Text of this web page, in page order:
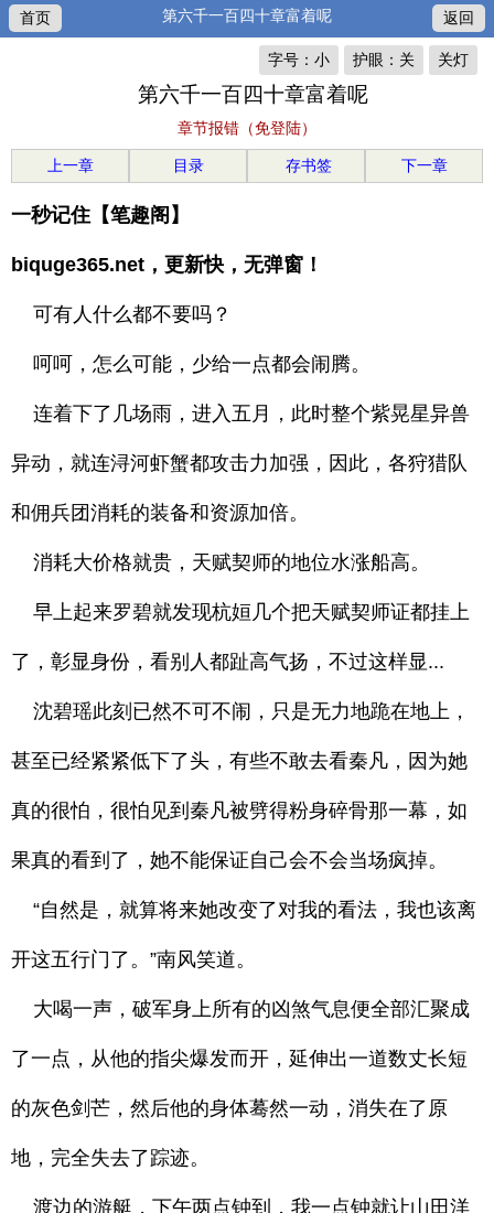
首页 第六千一百四十章富着呢 返回
关灯
护眼：关
字号：小
第六千一百四十章富着呢
章节报错（免登陆）
上一章 目录 存书签 下一章
一秒记住【笔趣阁】
biquge365.net，更新快，无弹窗！
可有人什么都不要吗？
呵呵，怎么可能，少给一点都会闹腾。
连着下了几场雨，进入五月，此时整个紫晃星异兽
异动，就连浔河虾蟹都攻击力加强，因此，各狩猎队
和佣兵团消耗的装备和资源加倍。
消耗大价格就贵，天赋契师的地位水涨船高。
早上起来罗碧就发现杭姮几个把天赋契师证都挂上
了，彰显身份，看别人都趾高气扬，不过这样显...
沈碧瑶此刻已然不可不闹，只是无力地跪在地上，
甚至已经紧紧低下了头，有些不敢去看秦凡，因为她
真的很怕，很怕见到秦凡被劈得粉身碎骨那一幕，如
果真的看到了，她不能保证自己会不会当场疯掉。
“自然是，就算将来她改变了对我的看法，我也该离
开这五行门了。”南风笑道。
大喝一声，破军身上所有的凶煞气息便全部汇聚成
了一点，从他的指尖爆发而开，延伸出一道数丈长短
的灰色剑芒，然后他的身体蓦然一动，消失在了原
地，完全失去了踪迹。
渡边的游艇，下午两点钟到，我一点钟就让山田洋